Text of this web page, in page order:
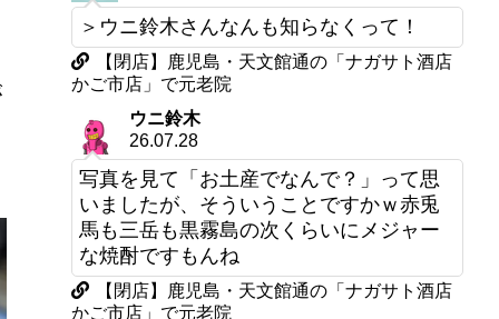
＞ウニ鈴木さんなんも知らなくって！
【閉店】鹿児島・天文館通の「ナガサト酒店
かご市店」で元老院
ウニ鈴木
26.07.28
写真を見て「お土産でなんで？」って思
いましたが、そういうことですかｗ赤兎
馬も三岳も黒霧島の次くらいにメジャー
な焼酎ですもんね
【閉店】鹿児島・天文館通の「ナガサト酒店
かご市店」で元老院